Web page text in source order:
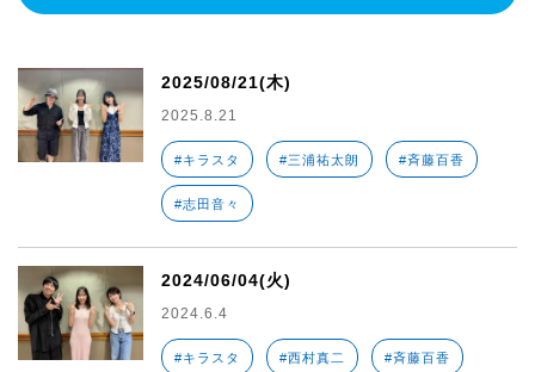
2025/08/21(木)
2025.8.21
#キラスタ #三浦祐太朗 #斉藤百香
#志田音々
2024/06/04(火)
2024.6.4
#キラスタ #西村真二 #斉藤百香